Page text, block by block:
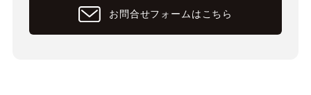
お問合せフォームはこちら